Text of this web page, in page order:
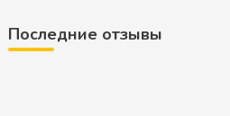
Последние отзывы